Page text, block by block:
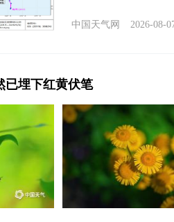
中国天气网 2026-08-
已埋下红黄伏笔